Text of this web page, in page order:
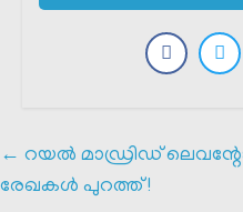
← റയൽ മാഡ്രിഡ്‌
രേഖകൾ പുറത്ത് !